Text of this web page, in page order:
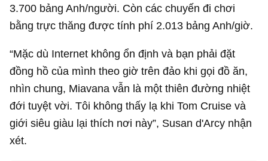
3.700 bảng Anh/người. Còn các chuyến đi chơi
bằng trực thăng được tính phí 2.013 bảng Anh/giờ.
“Mặc dù Internet không ổn định và bạn phải đặt
đồng hồ của mình theo giờ trên đảo khi gọi đồ ăn,
nhìn chung, Miavana vẫn là một thiên đường nhiệt
đới tuyệt vời. Tôi không thấy lạ khi Tom Cruise và
giới siêu giàu lại thích nơi này”, Susan d'Arcy nhận
xét.